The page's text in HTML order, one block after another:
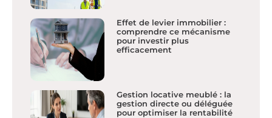
Effet de levier immobilier :
comprendre ce mécanisme
pour investir plus
efficacement
Gestion locative meublé : la
gestion directe ou déléguée
pour optimiser la rentabilité